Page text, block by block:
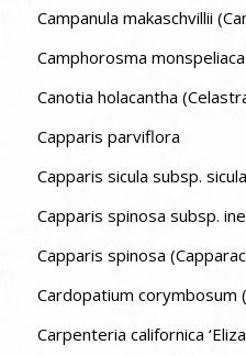
Campanula makaschvillii
Camphorosma
Canotia holacantha
Capparis parviflora
Capparis sicula subsp. sicula
Capparis spinosa subsp.
Capparis spinosa
Cardopatium corymbosum
Carpenteria californica